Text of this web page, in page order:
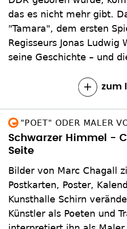
das es nicht mehr gibt.
"Tamara", dem ersten
Regisseurs Jonas Ludwig
seine Geschichte – und
zum
"POET" ODER MALER
Schwarzer Himmel -
Seite
Bilder von Marc Chagall
Postkarten, Poster,
Kunsthalle Schirn
Künstler als Poeten und